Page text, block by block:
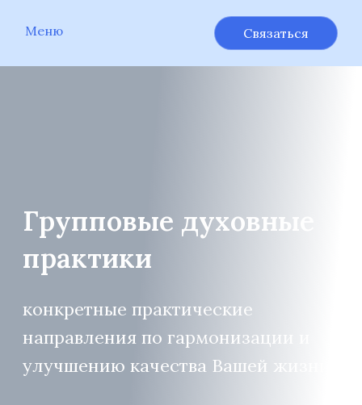
Меню Связаться
Групповые духовные
практики
конкретные практические
направления по гармонизации и
улучшению качества Вашей жизни